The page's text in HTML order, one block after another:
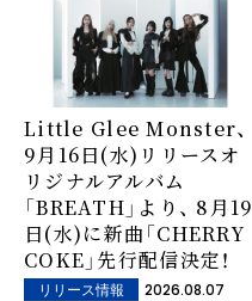
Little Glee Monster、
9月16日(水)リリースオ
リジナルアルバム
「BREATH」より、 8月19
日(水)に新曲「CHERRY
COKE」先行配信決定！
リリース情報 2026.08.07